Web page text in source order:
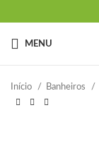
MENU
Início Banheiros